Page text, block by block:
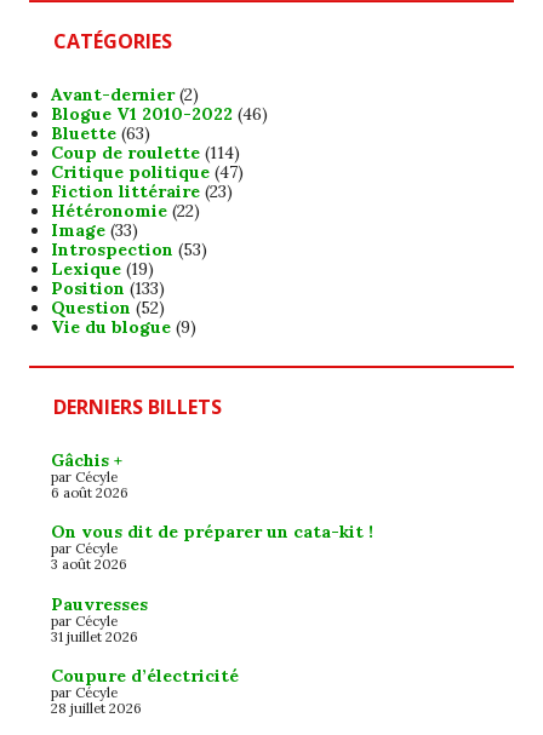
CATÉGORIES
Avant-dernier(2)
Blogue V1 2010-2022 (46)
Bluette(63)
Coup de roulette(114)
Critique politique(47)
Fiction littéraire(23)
Hétéronomie(22)
Image(33)
Introspection (53)
Lexique(19)
Position (133)
Question (52)
Vie du blogue(9)
DERNIERS BILLETS
Gâchis +
par Cécyle
6 août 2026
On vous dit de préparer un cata-kit !
par Cécyle
3 août 2026
Pauvresses
par Cécyle
31 juillet 2026
Coupure d’électricité
par Cécyle
28 juillet 2026